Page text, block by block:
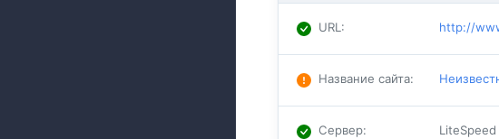
URL: http://
Название сайта:
Сервер: LiteSpeed